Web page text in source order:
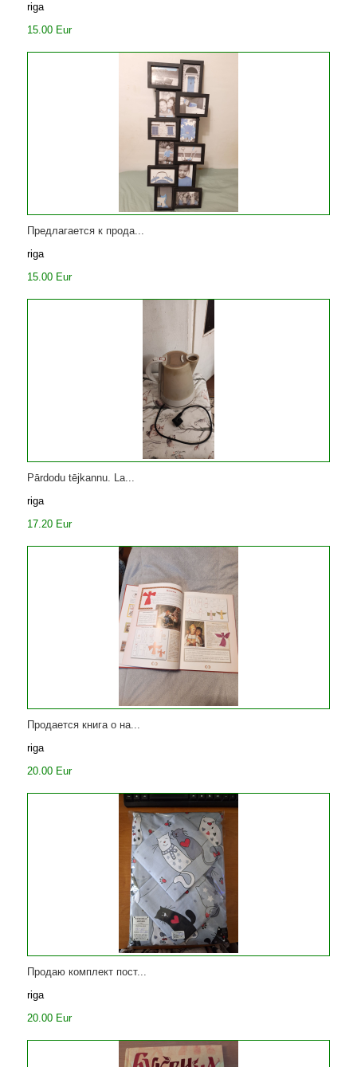
riga
15.00 Eur
Предлагается к прода...
riga
15.00 Eur
Pārdodu tējkannu. La...
riga
17.20 Eur
Продается книга о на...
riga
20.00 Eur
Продаю комплект пост...
riga
20.00 Eur